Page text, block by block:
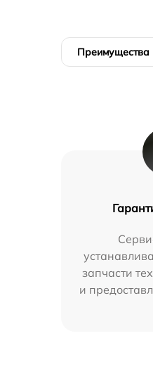
Преимущества
запчасти
и